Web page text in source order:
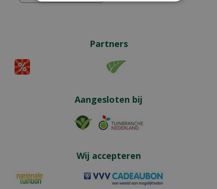
Partners
Aangesloten bij
Wij accepteren